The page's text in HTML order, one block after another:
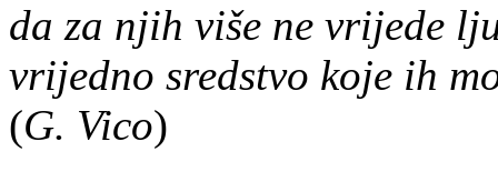
da za njih više ne vrijede
vrijedno sredstvo koje ih
(G. Vico)